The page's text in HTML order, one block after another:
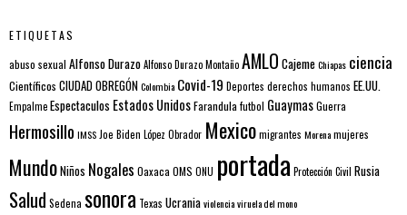
ETIQUETAS
abuso sexual Alfonso DurazoAlfonso Durazo MontañoAMLO CajemeChiapas ciencia
Científicos CIUDAD OBREGÓNColombia Covid-19 Deportes derechos humanos EE.UU.
EmpalmeEspectaculos Estados UnidosFarandula futbol GuaymasGuerra
Hermosillo IMSS Joe Biden López Obrador Mexicomigrantes Morenamujeres
MundoNiños Nogales Oaxaca OMS ONU portada Protección Civil Rusia
Salud Sedena sonora Texas Ucraniaviolenciaviruela del mono